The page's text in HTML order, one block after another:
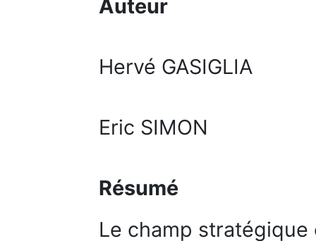
Auteur
Hervé GASIGLIA
Eric SIMON
Résumé
Le champ